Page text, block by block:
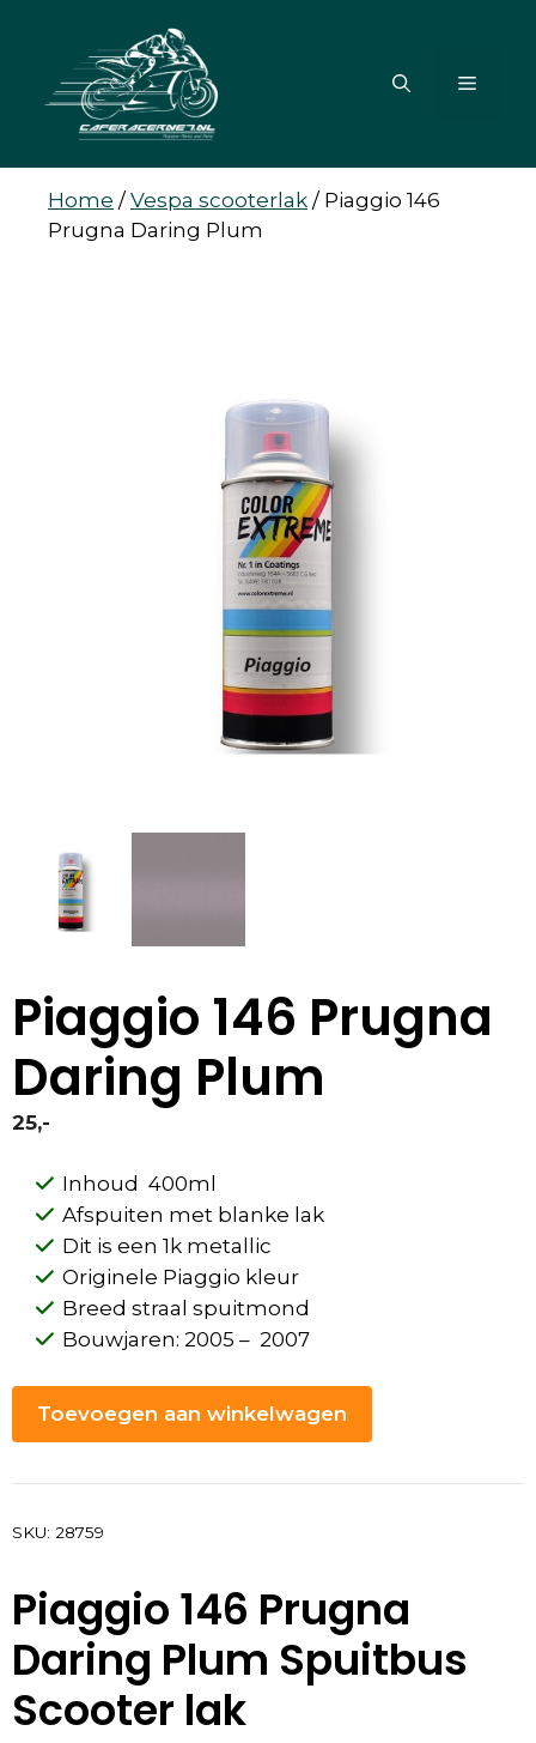
inhoud
MENU
Home /Vespa scooterlak / Piaggio 146
Prugna Daring Plum
Piaggio 146 Prugna
Daring Plum
25,-
Inhoud 400ml
Afspuiten met blanke lak
Dit is een 1k metallic
Originele Piaggio kleur
Breed straal spuitmond
Bouwjaren: 2005 – 2007
Toevoegen aan winkelwagen
SKU: 28759
Piaggio 146 Prugna
Daring Plum Spuitbus
Scooter lak